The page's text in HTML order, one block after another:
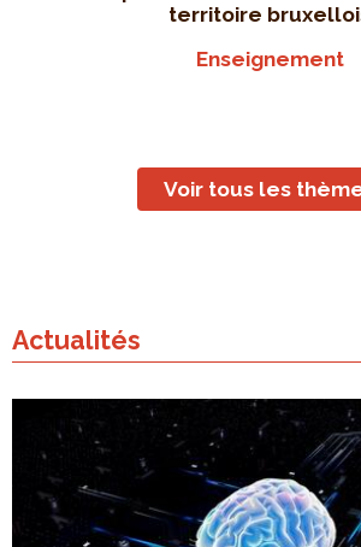
territoire
Enseignement
Voir tous les
Actualités